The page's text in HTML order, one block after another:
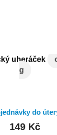
uheráček
g
do
149 Kč